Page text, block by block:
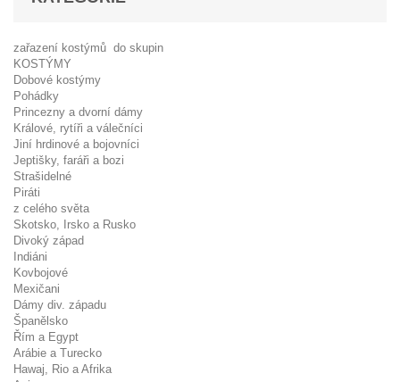
zařazení kostýmů do skupin
KOSTÝMY
Dobové kostýmy
Pohádky
Princezny a dvorní dámy
Králové, rytíři a válečníci
Jiní hrdinové a bojovníci
Jeptišky, faráři a bozi
Strašidelné
Piráti
z celého světa
Skotsko, Irsko a Rusko
Divoký západ
Indiáni
Kovbojové
Mexičani
Dámy div. západu
Španělsko
Řím a Egypt
Arábie a Turecko
Hawaj, Rio a Afrika